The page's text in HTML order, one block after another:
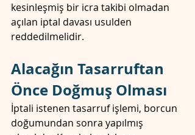
kesinleşmiş bir icra takibi olmadan
açılan iptal davası usulden
reddedilmelidir.
Alacağın Tasarruftan
Önce Doğmuş Olması
İptali istenen tasarruf işlemi, borcun
doğumundan sonra yapılmış